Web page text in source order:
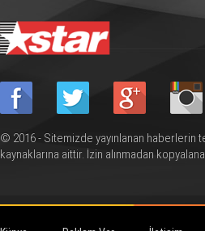
© 2016 - Sitemizde yayınlanan haberlerin
kaynaklarına aittir. İzin alınmadan